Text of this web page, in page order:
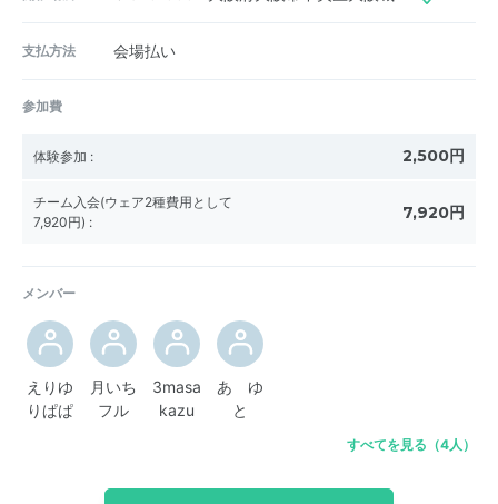
支払方法 会場払い
参加費
体験参加 : 2,500円
チーム入会(ウェア2種費用として
7,920円) : 7,920円
メンバー
えりゆ
りぱぱ
月いち
フル
3masa
kazu
あ ゆ
と
すべてを見る（4人）